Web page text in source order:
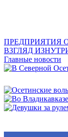
ПРЕДПРИЯТИЯ
ВЗГЛЯД
Главные новости